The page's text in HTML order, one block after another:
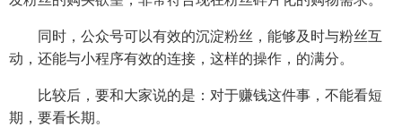
同时，公众号可以有效的沉淀粉丝，能够及时与粉丝互
动，还能与小程序有效的连接，这样的操作，的满分。
比较后，要和大家说的是：对于赚钱这件事，不能看短
期，要看长期。